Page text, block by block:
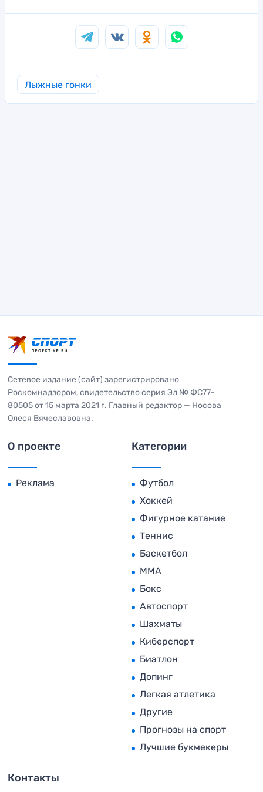
Лыжные гонки
Сетевое издание (сайт) зарегистрировано
Роскомнадзором, свидетельство серия Эл № ФС77-
80505 от 15 марта 2021 г. Главный редактор — Носова
Олеся Вячеславовна.
О проекте
Реклама
Категории
Футбол
Хоккей
Фигурное катание
Теннис
Баскетбол
MMA
Бокс
Автоспорт
Шахматы
Киберспорт
Биатлон
Допинг
Легкая атлетика
Другие
Прогнозы на спорт
Лучшие букмекеры
Контакты